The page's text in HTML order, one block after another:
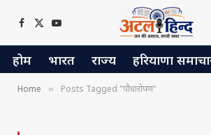
Facebook
X
(Twitter)
YouTube
होम भारत राज्य हरियाणा
Home » Posts Tagged "पौधारोपण"